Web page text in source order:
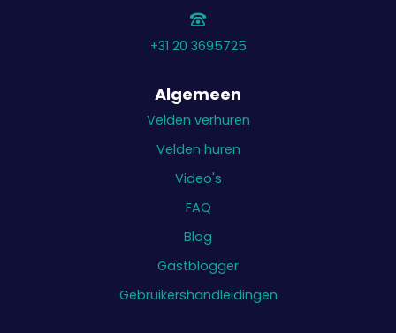
+31 20 3695725
Algemeen
Velden verhuren
Velden huren
Video's
FAQ
Blog
Gastblogger
Gebruikershandleidingen